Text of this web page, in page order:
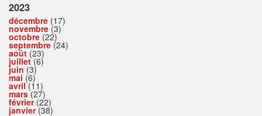
2023
décembre (17)
novembre (3)
octobre (22)
septembre (24)
août (23)
juillet(6)
juin (3)
mai (6)
avril(11)
mars(27)
février(22)
janvier(38)